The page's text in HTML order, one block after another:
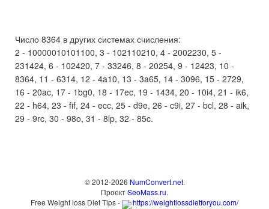
Число 8364 в других системах счисления:
2 - 10000010101100, 3 - 102110210, 4 - 2002230, 5 -
231424, 6 - 102420, 7 - 33246, 8 - 20254, 9 - 12423, 10 -
8364, 11 - 6314, 12 - 4a10, 13 - 3a65, 14 - 3096, 15 - 2729,
16 - 20ac, 17 - 1bg0, 18 - 17ec, 19 - 1434, 20 - 10i4, 21 - ik6,
22 - h64, 23 - fif, 24 - ecc, 25 - d9e, 26 - c9i, 27 - bcl, 28 - aik,
29 - 9rc, 30 - 98o, 31 - 8lp, 32 - 85c.
© 2012-2026 NumConvert.net.
ПроектSeoMass.ru.
Free Weight loss Diet Tips -
https://weightlossdietforyou.com/